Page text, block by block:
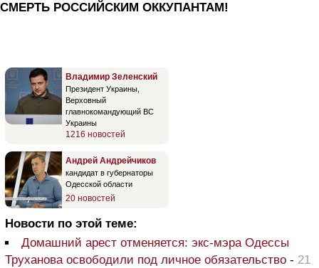
СМЕРТЬ РОССИЙСКИМ ОККУПАНТАМ!
Владимир Зеленский
Президент Украины,
Верховный
главнокомандующий ВС
Украины
1216 новостей
Андрей Андрейчиков
кандидат в губернаторы
Одесской области
20 новостей
Новости по этой теме:
Домашний арест отменяется: экс-мэра Одессы
Труханова освободили под личное обязательство - 21